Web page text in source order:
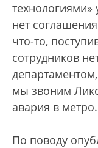
технологиями»
нет
что-то,
сотрудников
мы звоним
авария в метро.
По поводу